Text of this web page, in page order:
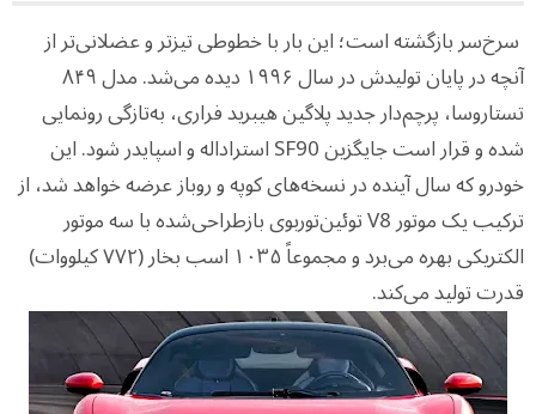
سرخ‌سر بازگشته است؛ این بار با خطوطی تیزتر و عضلانی‌تر از
آنچه در پایان تولیدش در سال ۱۹۹۶ دیده می‌شد. مدل ۸۴۹
تستاروسا، پرچم‌دار جدید پلاگین هیبرید فراری، به‌تازگی رونمایی
شده و قرار است جایگزین SF90 استراداله و اسپایدر شود. این
خودرو که سال آینده در نسخه‌های کوپه و روباز عرضه خواهد شد، از
ترکیب یک موتور V8 توئین‌توربوی بازطراحی‌شده با سه موتور
الکتریکی بهره می‌برد و مجموعاً ۱۰۳۵ اسب بخار (۷۷۲ کیلووات)
قدرت تولید می‌کند.